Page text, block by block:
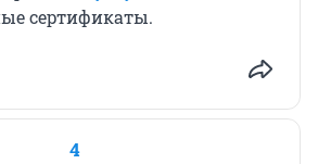
сертификаты.
4